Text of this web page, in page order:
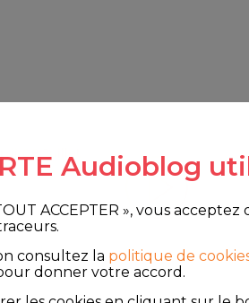
08 JuilletAudioblog
ACCEPTER », vous
consultez la politique de
donner votre accord.